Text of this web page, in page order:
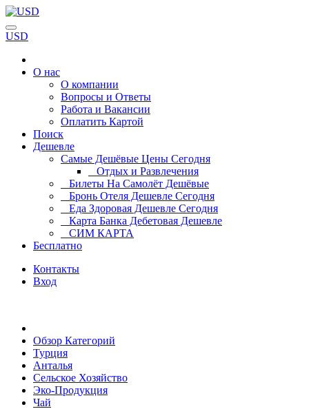
USD
О нас
О компании
Вопросы и Ответы
Работа и Вакансии
Оплатить Картой
Поиск
Дешевле
Самые Дешёвые Цены Сегодня
Отдых и Развлечения
Билеты На Самолёт Дешёвые
Бронь Отеля Дешевле Сегодня
Еда Здоровая Дешевле Сегодня
Карта Банка Дебетовая Дешевле
СИМ КАРТА
Бесплатно
Контакты
Вход
Обзор Категорий
Турция
Анталья
Сельское Хозяйство
Эко-Продукция
Чай